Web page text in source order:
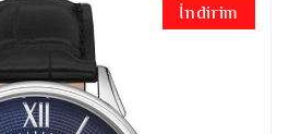
İndirim